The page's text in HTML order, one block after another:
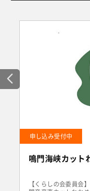
申し込み受付中
鳴門海峡カット
【くらしの会委員会